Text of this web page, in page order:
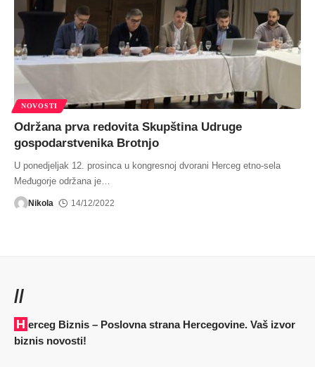
NOVOSTI
Održana prva redovita Skupština Udruge
gospodarstvenika Brotnjo
U ponedjeljak 12. prosinca u kongresnoj dvorani Herceg etno-sela
Međugorje održana je
Nikola 14/12/2022
//
Herceg Biznis – Poslovna strana Hercegovine. Vaš izvor
biznis novosti!